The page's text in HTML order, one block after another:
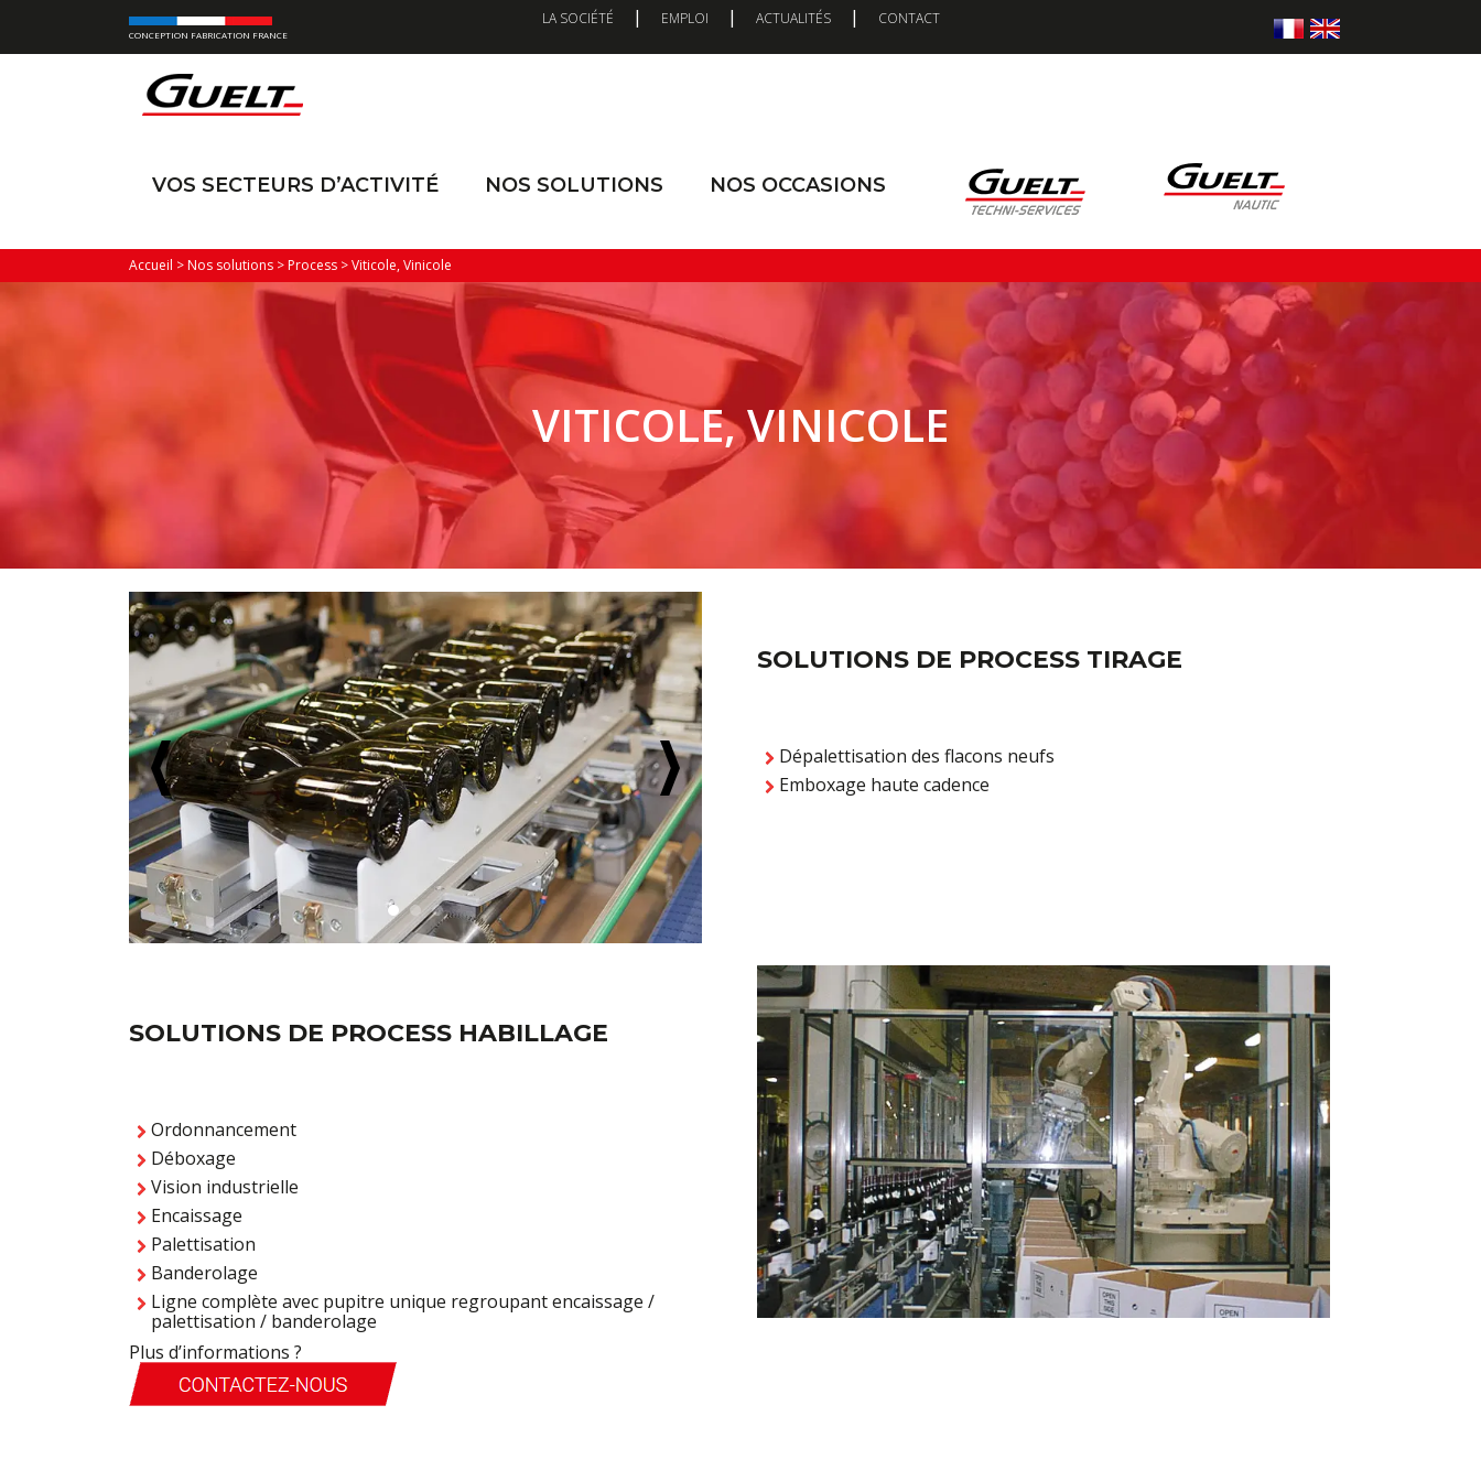
CONCEPTION FABRICATION FRANCE
LA SOCIÉTÉ | EMPLOI | ACTUALITÉS | CONTACT
VOS SECTEURS D’ACTIVITÉ NOS SOLUTIONS NOS OCCASIONS
Accueil > Nos solutions > Process >Viticole, Vinicole
VITICOLE, VINICOLE
SOLUTIONS DE PROCESS TIRAGE
Dépalettisation des flacons neufs
Emboxage haute cadence
SOLUTIONS DE PROCESS HABILLAGE
Ordonnancement
Déboxage
Vision industrielle
Encaissage
Palettisation
Banderolage
Ligne complète avec pupitre unique regroupant encaissage /
palettisation / banderolage
Plus d’informations ?